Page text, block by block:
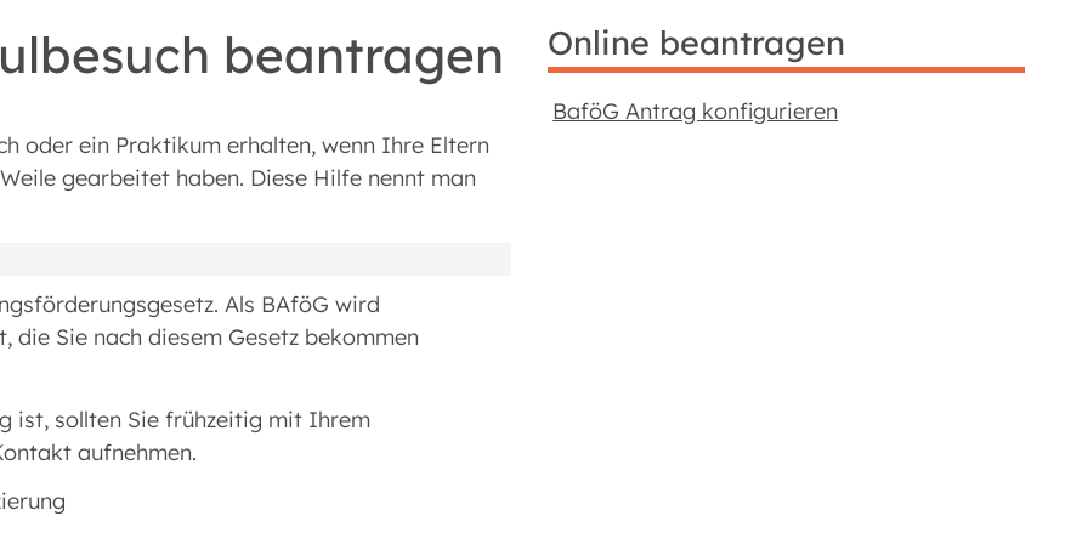
beantragen
oder ein Praktikum erhalten, wenn Ihre Eltern
gearbeitet haben. Diese Hilfe nennt man
Als BAföG wird
die Sie nach diesem Gesetz bekommen
ist, sollten Sie frühzeitig mit Ihrem
aufnehmen.
Online beantragen
BaföG Antrag konfigurieren